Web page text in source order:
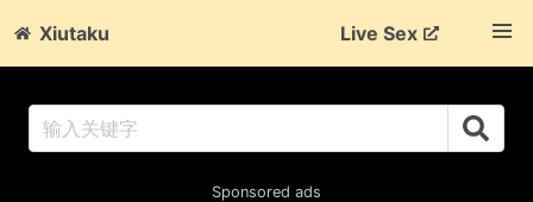
Xiutaku Live Sex
Sponsored ads